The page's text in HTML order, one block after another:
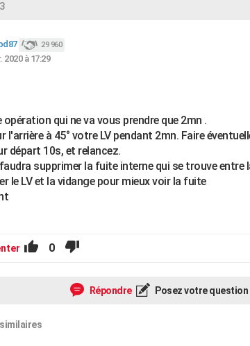
29 960
2020 à 17:29
qui ne va vous prendre que 2mn .
l'arrière à 45° votre LV pendant 2mn. Faire
départ 10s, et relancez.
supprimer la fuite interne qui se trouve entre
le LV et la vidange pour mieux voir la fuite
0
Répondre Posez votre question